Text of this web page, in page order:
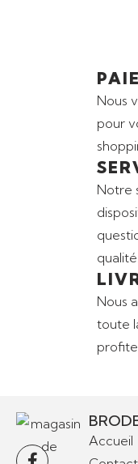
Nous
pour
Notre
Nous
toute
Accueil